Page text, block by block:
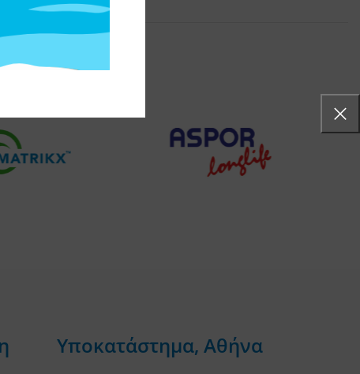
Υποκατάστημα, Αθήνα